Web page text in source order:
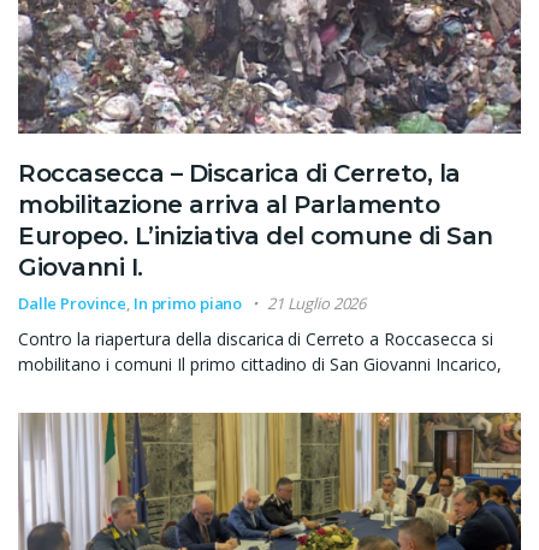
Roccasecca – Discarica di Cerreto, la
mobilitazione arriva al Parlamento
Europeo. L’iniziativa del comune di San
Giovanni I.
Dalle Province, In primo piano 21 Luglio 2026
Contro la riapertura della discarica di Cerreto a Roccasecca si
mobilitano i comuni Il primo cittadino di San Giovanni Incarico,